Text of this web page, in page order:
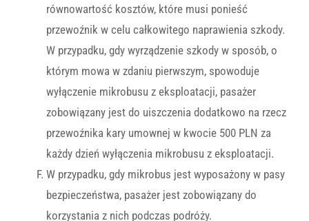
równowartość kosztów, które musi ponieść
przewoźnik w celu całkowitego naprawienia szkody.
W przypadku, gdy wyrządzenie szkody w sposób, o
którym mowa w zdaniu pierwszym, spowoduje
wyłączenie mikrobusu z eksploatacji, pasażer
zobowiązany jest do uiszczenia dodatkowo na rzecz
przewoźnika kary umownej w kwocie 500 PLN za
każdy dzień wyłączenia mikrobusu z eksploatacji.
W przypadku, gdy mikrobus jest wyposażony w pasy
bezpieczeństwa, pasażer jest zobowiązany do
korzystania z nich podczas podróży.